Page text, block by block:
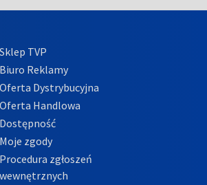
Sklep TVP
Biuro Reklamy
Oferta Dystrybucyjna
Oferta Handlowa
Dostępność
Moje zgody
Procedura zgłoszeń
wewnętrznych